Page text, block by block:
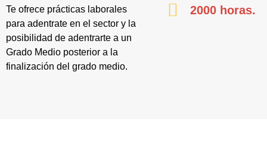
Te ofrece prácticas laborales
para adentrate en el sector y la
posibilidad de adentrarte a un
Grado Medio posterior a la
finalización del grado medio.
2000 horas.